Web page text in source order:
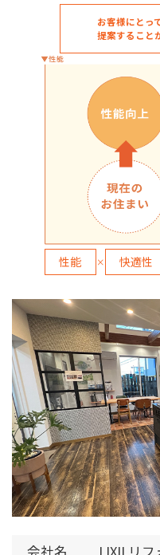
お客様にとっ
提案すること
性能 × 快適性
会社名
LIXILリ